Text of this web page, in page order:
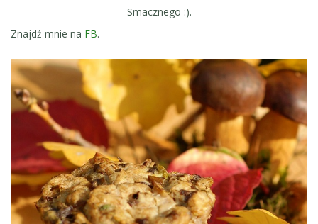
Smacznego :).
Znajdź mnie na FB.